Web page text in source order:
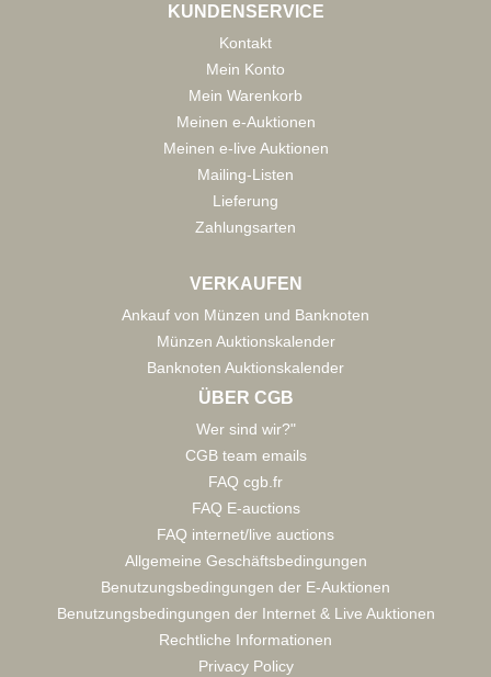
KUNDENSERVICE
Kontakt
Mein Konto
Mein Warenkorb
Meinen e-Auktionen
Meinen e-live Auktionen
Mailing-Listen
Lieferung
Zahlungsarten
VERKAUFEN
Ankauf von Münzen und Banknoten
Münzen Auktionskalender
Banknoten Auktionskalender
ÜBER CGB
Wer sind wir?"
CGB team emails
FAQ cgb.fr
FAQ E-auctions
FAQ internet/live auctions
Allgemeine Geschäftsbedingungen
Benutzungsbedingungen der E-Auktionen
Benutzungsbedingungen der Internet & Live Auktionen
Rechtliche Informationen
Privacy Policy